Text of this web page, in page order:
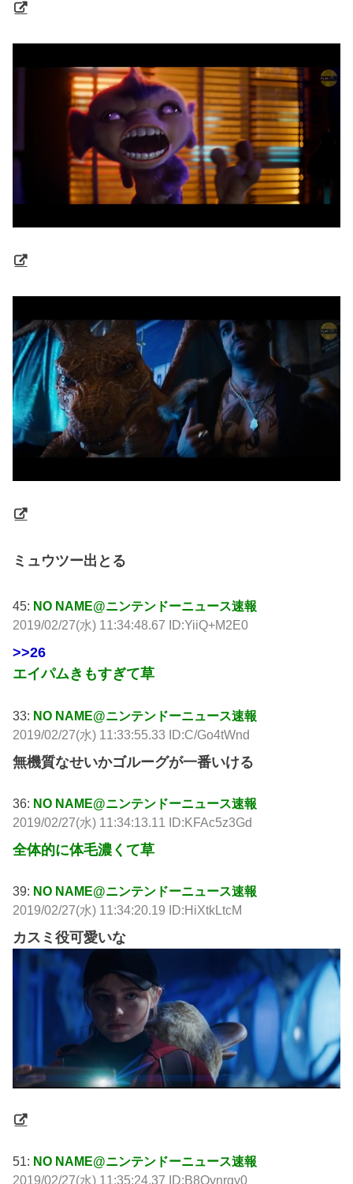
ミュウツー出とる
45: NO NAME@ニンテンドーニュース速報
2019/02/27(水) 11:34:48.67 ID:YiiQ+M2E0
>>26
エイパムきもすぎて草
33: NO NAME@ニンテンドーニュース速報
2019/02/27(水) 11:33:55.33 ID:C/Go4tWnd
無機質なせいかゴルーグが一番いける
36: NO NAME@ニンテンドーニュース速報
2019/02/27(水) 11:34:13.11 ID:KFAc5z3Gd
全体的に体毛濃くて草
39: NO NAME@ニンテンドーニュース速報
2019/02/27(水) 11:34:20.19 ID:HiXtkLtcM
カスミ役可愛いな
51: NO NAME@ニンテンドーニュース速報
2019/02/27(水) 11:35:24.37 ID:B8Oynrgy0